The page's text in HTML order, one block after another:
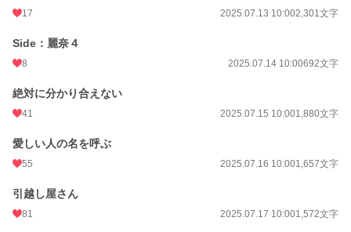
17 2025.07.13 10:002,301文字
Side：麗奈４
8 2025.07.14 10:00692文字
絶対に分かり合えない
41 2025.07.15 10:001,880文字
愛しい人の名を呼ぶ
55 2025.07.16 10:001,657文字
引越し屋さん
81 2025.07.17 10:001,572文字